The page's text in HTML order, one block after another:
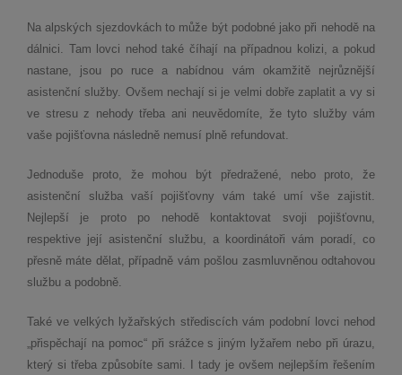
Na alpských sjezdovkách to může být podobné jako při nehodě na
dálnici. Tam lovci nehod také číhají na případnou kolizi, a pokud
nastane, jsou po ruce a nabídnou vám okamžitě nejrůznější
asistenční služby. Ovšem nechají si je velmi dobře zaplatit a vy si
ve stresu z nehody třeba ani neuvědomíte, že tyto služby vám
vaše pojišťovna následně nemusí plně refundovat.
Jednoduše proto, že mohou být předražené, nebo proto, že
asistenční služba vaší pojišťovny vám také umí vše zajistit.
Nejlepší je proto po nehodě kontaktovat svoji pojišťovnu,
respektive její asistenční službu, a koordinátoři vám poradí, co
přesně máte dělat, případně vám pošlou zasmluvněnou odtahovou
službu a podobně.
Také ve velkých lyžařských střediscích vám podobní lovci nehod
„přispěchají na pomoc“ při srážce s jiným lyžařem nebo při úrazu,
který si třeba způsobíte sami. I tady je ovšem nejlepším řešením